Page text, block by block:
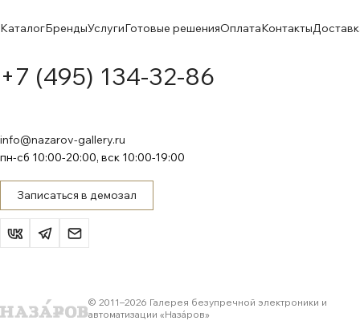
КаталогБрендыУслугиГотовые решенияОплатаКонтакты
+7 (495) 134-32-86
info@nazarov-gallery.ru
пн-сб 10:00-20:00, вск 10:00-19:00
Записаться в демозал
© 2011–2026 Галерея безупречной электроники и
автоматизации «Назáров»